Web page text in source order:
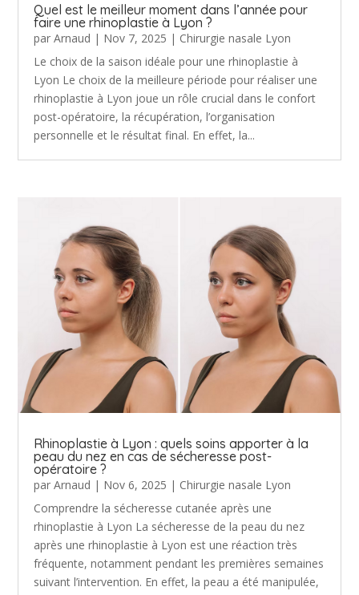
Quel est le meilleur moment dans l’année pour
faire une rhinoplastie à Lyon ?
parArnaud | Nov 7, 2025 | Chirurgie nasale Lyon
Le choix de la saison idéale pour une rhinoplastie à
Lyon Le choix de la meilleure période pour réaliser une
rhinoplastie à Lyon joue un rôle crucial dans le confort
post-opératoire, la récupération, l’organisation
personnelle et le résultat final. En effet, la...
Rhinoplastie à Lyon : quels soins apporter à la
peau du nez en cas de sécheresse post-
opératoire ?
parArnaud | Nov 6, 2025 | Chirurgie nasale Lyon
Comprendre la sécheresse cutanée après une
rhinoplastie à Lyon La sécheresse de la peau du nez
après une rhinoplastie à Lyon est une réaction très
fréquente, notamment pendant les premières semaines
suivant l’intervention. En effet, la peau a été manipulée,